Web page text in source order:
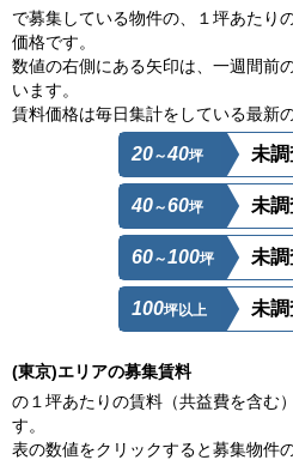
で募集している物件の、１坪あたり
価格です。
数値の右側にある矢印は、一週間前
います。
賃料価格は毎日集計をしている最新
20～40坪 未調
40～60坪 未調
60～100坪 未調
100坪以上 未調
(東京)エリアの募集賃料
の１坪あたりの賃料（共益費を含む
す。
表の数値をクリックすると募集物件